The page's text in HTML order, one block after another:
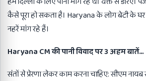
कैसे पूरा हो सकता है। Haryana के लोग बेटी के घर
नहरें मांग रहे हैं।
Haryana CM की पानी विवाद पर 3 अहम बातें…
संतों से प्रेरणा लेकर काम करना चाहिए: सीएम